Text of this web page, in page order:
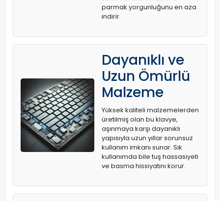
parmak yorgunluğunu en aza
indirir.
Dayanıklı ve
Uzun Ömürlü
Malzeme
Yüksek kaliteli malzemelerden
üretilmiş olan bu klavye,
aşınmaya karşı dayanıklı
yapısıyla uzun yıllar sorunsuz
kullanım imkanı sunar. Sık
kullanımda bile tuş hassasiyeti
ve basma hissiyatını korur.